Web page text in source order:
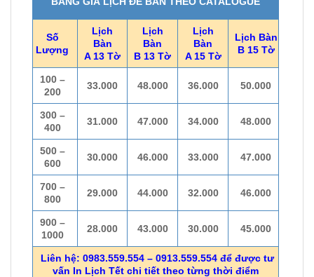
Số
Lượng
Lịch
Bàn
A 13 Tờ
Lịch
Bàn
B 13 Tờ
Lịch
Bàn
A 15 Tờ
Lịch Bàn
B 15 Tờ
100 –
200
33.000 48.000 36.000 50.000
300 –
400
31.000 47.000 34.000 48.000
500 –
600
30.000 46.000 33.000 47.000
700 –
800
29.000 44.000 32.000 46.000
900 –
1000
28.000 43.000 30.000 45.000
Liên hệ: 0983.559.554 – 0913.559.554 để được tư
vấn In Lịch Tết chi tiết theo từng thời điểm